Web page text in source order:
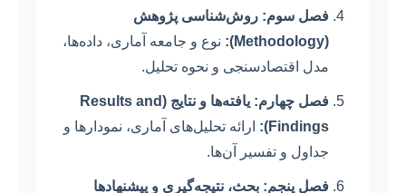
فصل سوم: روش‌شناسی پژوهش
(Methodology):
نوع و جامعه آماری، داده‌ها،
مدل اقتصادسنجی و نحوه تحلیل.
فصل چهارم: یافته‌ها و نتایج (Results and
Findings):
ارائه تحلیل‌های آماری، نمودارها و
جداول و تفسیر آن‌ها.
فصل پنجم: بحث، نتیجه‌گیری و پیشنهادها